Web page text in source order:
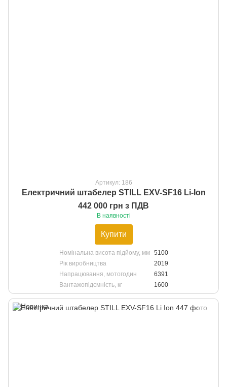
Артикул: 186
Електричний штабелер STILL EXV-SF16 Li-Ion
442 000 грн з ПДВ
В наявності
Купити
Номінальна висота підйому, мм
5100
Рік виробництва
2019
Напрацювання, мотогодин
6391
Вантажопідємність, кг
1600